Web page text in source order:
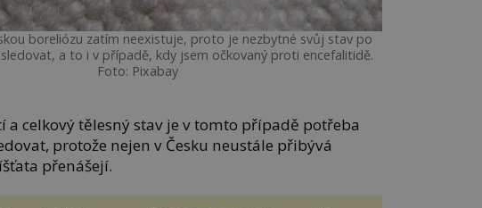
boreliózu zatím neexistuje, proto je nezbytné svůj stav po
a to i v případě, kdy jsem očkovaný proti encefalitidě.
Foto: Pixabay
a celkový tělesný stav je v tomto případě potřeba
protože nejen v Česku neustále přibývá
přenášejí.